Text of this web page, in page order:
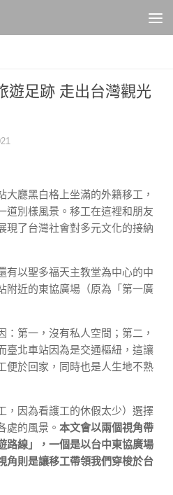
遊足跡 走出台灣觀光
廳黑白格上坐滿的外籍移工，
道別樣風景。移工在這裡和朋友
現了台灣社會對多元文化的接納
有以聖多福天主教堂為中心的中
附近的東協廣場（原為「第一廣
第一，沒有私人空間；第二，
臺北車站因為是交通樞紐，這讓
便於回家，同時也是人生地不熟
，因為看護工的休假太少）選擇
處的風景。 本文會以兩個視角帶
路線」，一個是以台中東協廣場
角則是讓移工帶領我們穿梭於台